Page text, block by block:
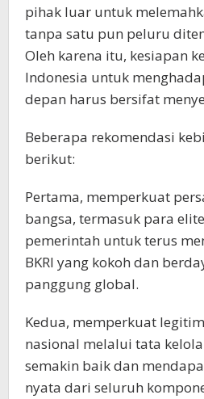
pihak luar untuk
tanpa satu pun peluru
Oleh karena itu, kesiapan
Indonesia untuk
depan harus bersifat
Beberapa rekomendasi
berikut:
Pertama, memperkuat
bangsa, termasuk para
pemerintah untuk terus
BKRI yang kokoh dan
panggung global.
Kedua, memperkuat
nasional melalui tata
semakin baik dan
nyata dari seluruh